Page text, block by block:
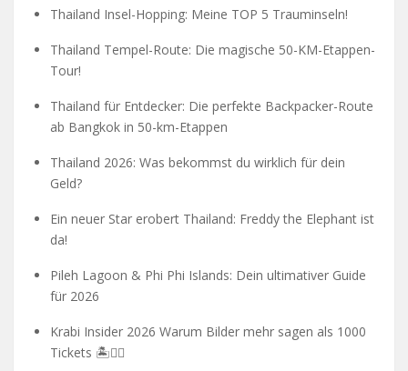
Thailand Insel-Hopping: Meine TOP 5 Trauminseln!
Thailand Tempel-Route: Die magische 50-KM-Etappen-
Tour!
Thailand für Entdecker: Die perfekte Backpacker-Route
ab Bangkok in 50-km-Etappen
Thailand 2026: Was bekommst du wirklich für dein
Geld?
Ein neuer Star erobert Thailand: Freddy the Elephant ist
da!
Pileh Lagoon & Phi Phi Islands: Dein ultimativer Guide
für 2026
Krabi Insider 2026 Warum Bilder mehr sagen als 1000
Tickets 🏝️🧗‍♂️